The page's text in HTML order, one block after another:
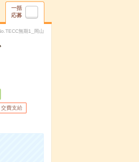
一括
応募
無期1_岡山
交費支給